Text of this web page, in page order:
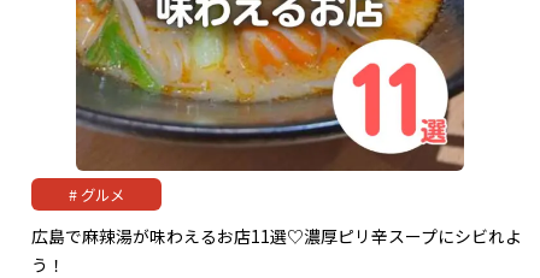
グルメ
広島で麻辣湯が味わえるお店11選♡濃厚ピリ辛スープにシビれよ
う！